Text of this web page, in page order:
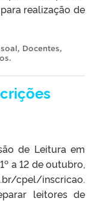
realização de
, Docentes,
.
de Leitura em
a 12 de outubro,
cpel/inscricao.
leitores de